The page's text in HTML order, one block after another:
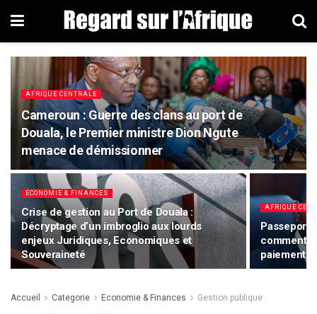
AFRIQUE CENTRALE
Cameroun : Guerre des clans au port de
Douala, le Premier ministre Dion Ngute
menace de démissionner
ECONOMIE & FINANCES
Crise de gestion au Port de Douala :
Décryptage d’un imbroglio aux lourds
enjeux Juridiques, Economiques et
Souveraineté
AFRIQUE
Passeport,
comment
paiement
Accueil Categorie Economie & Finances Gestion publique